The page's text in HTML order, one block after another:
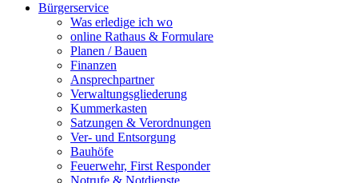
Bürgerservice
Was erledige ich wo
online Rathaus & Formulare
Planen / Bauen
Finanzen
Ansprechpartner
Verwaltungsgliederung
Kummerkasten
Satzungen & Verordnungen
Ver- und Entsorgung
Bauhöfe
Feuerwehr, First Responder
Notrufe & Notdienste